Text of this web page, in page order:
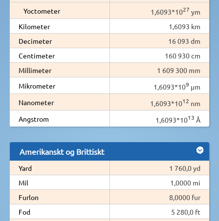
Yoctometer
1,6093*1027 ym
Kilometer
1,6093 km
Decimeter
16 093 dm
Centimeter
160 930 cm
Millimeter
1 609 300 mm
Mikrometer
1,6093*109 µm
Nanometer
1,6093*1012 nm
Angstrom
1,6093*1013 Å
Amerikanskt og Brittiskt
Yard
1 760,0 yd
Mil
1,0000 mi
Furlon
8,0000 fur
Fod
5 280,0 ft